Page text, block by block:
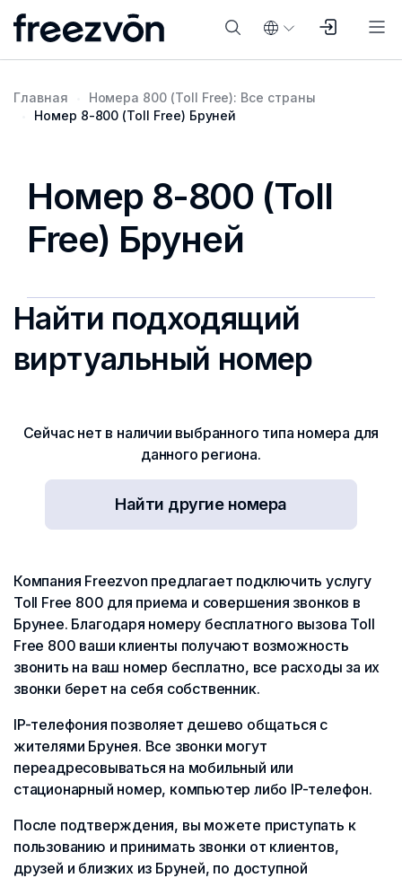
Главная
Номера 800 (Toll Free): Все страны
Номер 8-800 (Toll Free) Бруней
Номер 8-800 (Toll
Free) Бруней
Найти подходящий
виртуальный номер
Сейчас нет в наличии выбранного типа номера для
данного региона.
Найти другие номера
Компания Freezvon предлагает подключить услугу
Toll Free 800 для приема и совершения звонков в
Брунее. Благодаря номеру бесплатного вызова Toll
Free 800 ваши клиенты получают возможность
звонить на ваш номер бесплатно, все расходы за их
звонки берет на себя собственник.
IP-телефония позволяет дешево общаться с
жителями Брунея. Все звонки могут
переадресовываться на мобильный или
стационарный номер, компьютер либо IP-телефон.
После подтверждения, вы можете приступать к
пользованию и принимать звонки от клиентов,
друзей и близких из Бруней, по доступной